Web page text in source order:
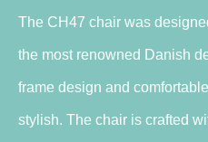
The CH47 chair was
the most renowned Danish
frame design and
stylish. The chair is crafted